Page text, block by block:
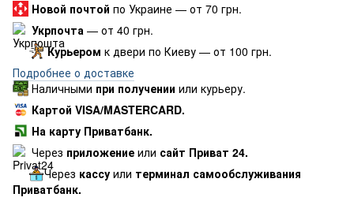
Новой почтой по Украине — от 70 грн.
Укрпочта — от 40 грн.
Курьером к двери по Киеву — от 100 грн.
Подробнее о доставке
Наличными при получении или курьеру.
Картой VISA/MASTERCARD.
На карту Приватбанк.
Через приложение или сайт Приват 24.
Через кассу или терминал самообслуживания
Приватбанк.